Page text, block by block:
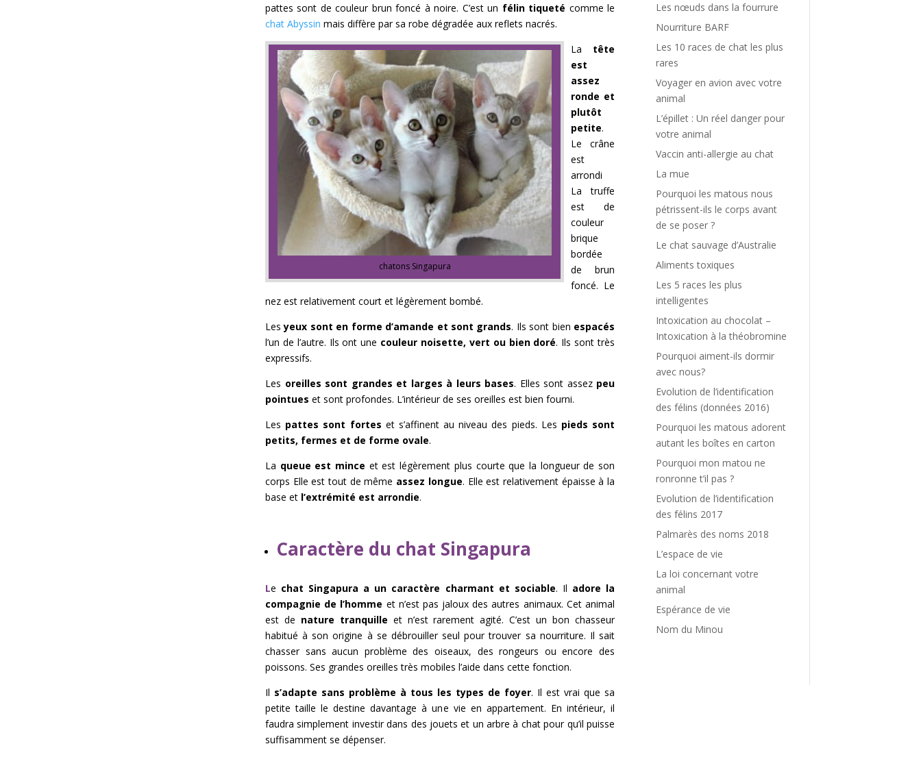
pattes sont de couleur brun foncé à noire. C’est un félin tiqueté comme le
chat Abyssin mais diffère par sa robe dégradée aux reflets nacrés.
chatons Singapura
La tête
est
assez
ronde et
plutôt
petite.
Le crâne
est
arrondi
La truffe
est de
couleur
brique
bordée
de brun
foncé. Le
nez est relativement court et légèrement bombé.
Lesyeux sont en forme d’amande et sont grands. Ils sont bien espacés
l’un de l’autre. Ils ont une couleur noisette, vert ou bien doré. Ils sont très
expressifs.
Les oreilles sont grandes et larges à leurs bases. Elles sont assez peu
pointues et sont profondes. L’intérieur de ses oreilles est bien fourni.
Les pattes sont fortes et s’affinent au niveau des pieds. Les pieds sont
petits, fermes et de forme ovale.
La queue est mince et est légèrement plus courte que la longueur de son
corps Elle est tout de même assez longue. Elle est relativement épaisse à la
base et l’extrémité est arrondie.
Caractère du chat Singapura
Le chat Singapura a un caractère charmant et sociable. Il adore la
compagnie de l’homme et n’est pas jaloux des autres animaux. Cet animal
est de nature tranquille et n’est rarement agité. C’est un bon chasseur
habitué à son origine à se débrouiller seul pour trouver sa nourriture. Il sait
chasser sans aucun problème des oiseaux, des rongeurs ou encore des
poissons. Ses grandes oreilles très mobiles l’aide dans cette fonction.
Il s’adapte sans problème à tous les types de foyer. Il est vrai que sa
petite taille le destine davantage à une vie en appartement. En intérieur, il
faudra simplement investir dans des jouets et un arbre à chat pour qu’il puisse
suffisamment se dépenser.
Les nœuds dans la fourrure
Nourriture BARF
Les 10 races de chat les plus
rares
Voyager en avion avec votre
animal
L’épillet : Un réel danger pour
votre animal
Vaccin anti-allergie au chat
La mue
Pourquoi les matous nous
pétrissent-ils le corps avant
de se poser ?
Le chat sauvage d’Australie
Aliments toxiques
Les 5 races les plus
intelligentes
Intoxication au chocolat –
Intoxication à la théobromine
Pourquoi aiment-ils dormir
avec nous?
Evolution de l’identification
des félins (données 2016)
Pourquoi les matous adorent
autant les boîtes en carton
Pourquoi mon matou ne
ronronne t’il pas ?
Evolution de l’identification
des félins 2017
Palmarès des noms 2018
L’espace de vie
La loi concernant votre
animal
Espérance de vie
Nom du Minou